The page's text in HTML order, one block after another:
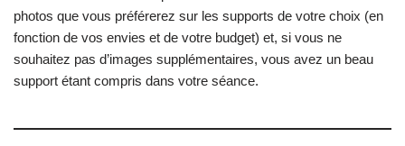
photos que vous préférerez sur les supports de votre choix (en
fonction de vos envies et de votre budget) et, si vous ne
souhaitez pas d’images supplémentaires, vous avez un beau
support étant compris dans votre séance.